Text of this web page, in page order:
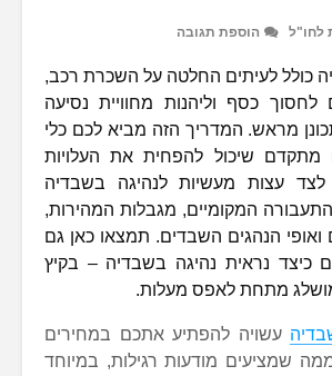
לחו"ל הוספת תגובה
כולל לעיתים החלטה על השכרת רכב,
כסף וליהנות מחוויית נסיעה
מראש. המדריך הזה מביא לכם כלי
מתקדם שיכול להפחית את העלויות
עצות מעשיות לנהיגה בשבדיה
המקומיים, מגבלות המהירות,
הנהגים השבדים. תמצאו כאן גם
כיצד נראית נהיגה בשבדיה – בקיץ
מתחת לאפס מעלות.
עשויה להפתיע אתכם במחירים
שמציעים מודעות רגילות, במיוחד